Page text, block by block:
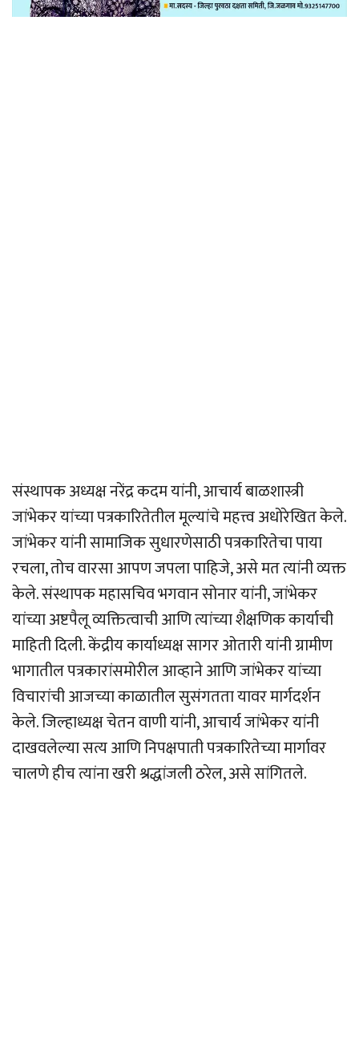
संस्थापक अध्यक्ष नरेंद्र कदम यांनी, आचार्य बाळशास्त्री
जांभेकर यांच्या पत्रकारितेतील मूल्यांचे महत्त्व अधोरेखित केले.
जांभेकर यांनी सामाजिक सुधारणेसाठी पत्रकारितेचा पाया
रचला, तोच वारसा आपण जपला पाहिजे, असे मत त्यांनी व्यक्त
केले. संस्थापक महासचिव भगवान सोनार यांनी, जांभेकर
यांच्या अष्टपैलू व्यक्तित्वाची आणि त्यांच्या शैक्षणिक कार्याची
माहिती दिली. केंद्रीय कार्याध्यक्ष सागर ओतारी यांनी ग्रामीण
भागातील पत्रकारांसमोरील आव्हाने आणि जांभेकर यांच्या
विचारांची आजच्या काळातील सुसंगतता यावर मार्गदर्शन
केले. जिल्हाध्यक्ष चेतन वाणी यांनी, आचार्य जांभेकर यांनी
दाखवलेल्या सत्य आणि निपक्षपाती पत्रकारितेच्या मार्गावर
चालणे हीच त्यांना खरी श्रद्धांजली ठरेल, असे सांगितले.